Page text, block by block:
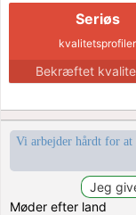
Seriøs
kvalitetsprofiler
Bekræftet
Vi arbejder hårdt for at
Møder efter land